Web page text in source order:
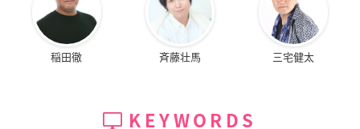
スター 結晶塔の帝王
スター 幻のポケモン
稲田徹 斉藤壮馬 三宅健太
KEYWORDS